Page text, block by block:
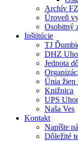
Archív
Úroveň
Osobitný
Inštitúcie
TJ
DHZ
Jednota
Únia žien
Knižnica
UPS
Naša Ves
Kontakt
Napíšte
Dôležité